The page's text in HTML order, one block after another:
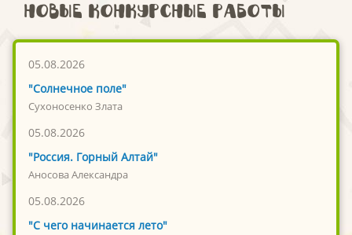
Новые конкурсные работы
05.08.2026
"Солнечное поле"
Сухоносенко Злата
05.08.2026
"Россия. Горный Алтай"
Аносова Александра
05.08.2026
"С чего начинается лето"